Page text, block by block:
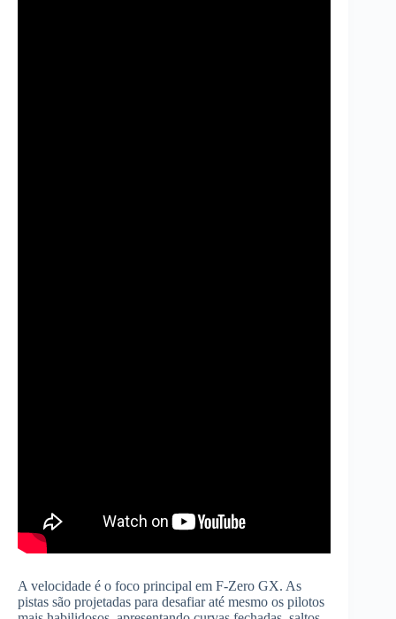
A velocidade é o foco principal em F-Zero GX. As
pistas são projetadas para desafiar até mesmo os pilotos